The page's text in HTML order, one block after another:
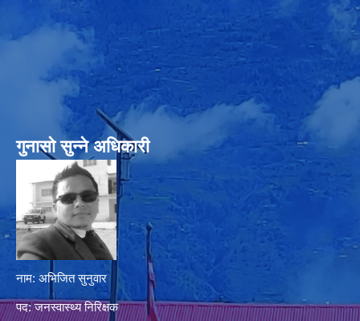
गुनासो सुन्‍ने अधिकारी
नाम: अभिजित सुनुवार
पद: जनस्वास्थ्य निरिक्षक